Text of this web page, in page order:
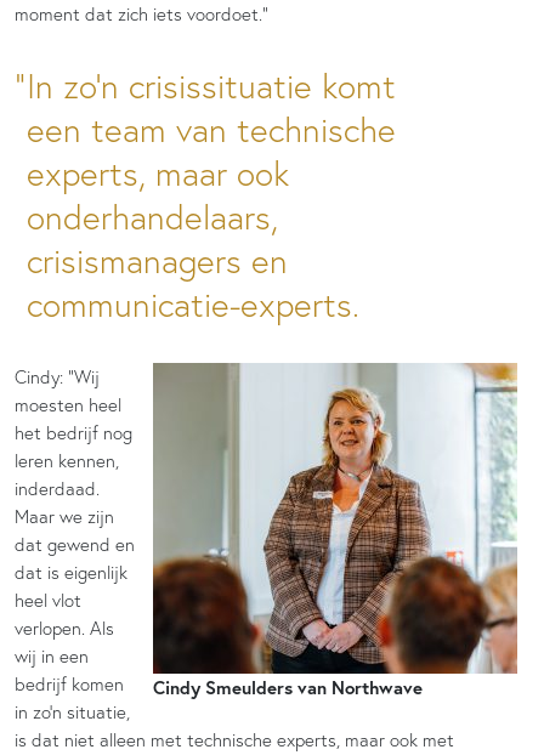
moment dat zich iets voordoet.”
In zo’n crisissituatie komt
een team van technische
experts, maar ook
onderhandelaars,
crisismanagers en
communicatie-experts.
Cindy Smeulders van Northwave
Cindy: “Wij
moesten heel
het bedrijf nog
leren kennen,
inderdaad.
Maar we zijn
dat gewend en
dat is eigenlijk
heel vlot
verlopen. Als
wij in een
bedrijf komen
in zo’n situatie,
is dat niet alleen met technische experts, maar ook met